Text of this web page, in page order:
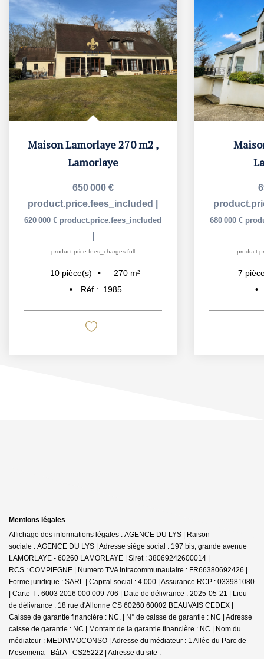
Maison Lamorlaye 270 m2 ,
Lamorlaye
650 000 €
product.price.fees_included
620 000 € product.price.fees_included
product.price.fees_charges.full
10 pièce(s) 270 m²
Réf :
1985
680 000 €
7
Mentions légales
Affichage des informations légales : AGENCE DU LYS | Raison
sociale : AGENCE DU LYS | Adresse siège social : 197 bis, grande avenue
LAMORLAYE - 60260 LAMORLAYE | Siret : 38069242600014 |
RCS : COMPIEGNE | Numero TVA Intracommunautaire : FR66380692426 |
Forme juridique : SARL | Capital social : 4 000 | Assurance RCP : 033981080
| Carte T : 6003 2016 000 009 706 | Date de délivrance : 2025-05-21 | Lieu
de délivrance : 18 rue d'Allonne CS 60260 60002 BEAUVAIS CEDEX |
Caisse de garantie financière : NC. | N° de caisse de garantie : NC | Adresse
caisse de garantie : NC | Montant de la garantie financière : NC | Nom du
médiateur : MEDIMMOCONSO | Adresse du médiateur : 1 Allée du Parc de
Mesemena - Bât A - CS25222 | Adresse du site :